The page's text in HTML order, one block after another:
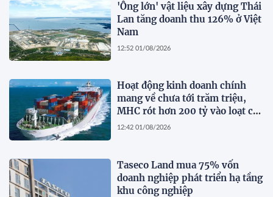
'Ông lớn' vật liệu xây dựng Thái
Lan tăng doanh thu 126% ở Việt
Nam
12:52 01/08/2026
Hoạt động kinh doanh chính
mang về chưa tới trăm triệu,
MHC rót hơn 200 tỷ vào loạt cổ
phiếu 'họ' Gelex
12:42 01/08/2026
Taseco Land mua 75% vốn
doanh nghiệp phát triển hạ tầng
khu công nghiệp